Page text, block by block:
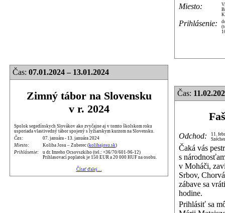
Miesto:
Prihlásenie:
Čas: 07.01.2024 – 13.01.2024
Zimný tábor na Slovensku
v r. 2024
Spolok segedínskych Slovákov ako zvyčajne aj v tomto školskom roku
usporiada vlastivedný tábor spojený s lyžiarskym kurzom na Slovensku.
Čas:
07. januára - 13. januára 2024
Miesto:
Koliba Josu – Zuberec (kolibajosu.sk)
Prihlásenie:
u dr. Imreho Ocsovszkiho (tel.: +36/70/601-96-12)
Prihlasovací poplatok je 150 EUR a 20 000 HUF na osobu.
Čítať ďalej…
Čas:
Odchod:
11.
Čaká vás
s
v Moháči,
Srbov,
zábave sa
hodine.
Prihlásiť sa